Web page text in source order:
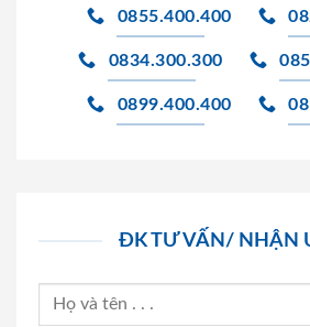
0855.400.400
0834.300.300
0899.400.400
ĐK TƯ VẤN/ NHẬN